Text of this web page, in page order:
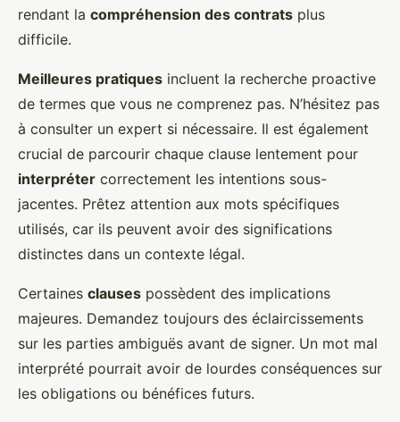
rendant la compréhension des contrats plus
difficile.
Meilleures pratiques incluent la recherche proactive
de termes que vous ne comprenez pas. N’hésitez pas
à consulter un expert si nécessaire. Il est également
crucial de parcourir chaque clause lentement pour
interpréter correctement les intentions sous-
jacentes. Prêtez attention aux mots spécifiques
utilisés, car ils peuvent avoir des significations
distinctes dans un contexte légal.
Certaines clauses possèdent des implications
majeures. Demandez toujours des éclaircissements
sur les parties ambiguës avant de signer. Un mot mal
interprété pourrait avoir de lourdes conséquences sur
les obligations ou bénéfices futurs.